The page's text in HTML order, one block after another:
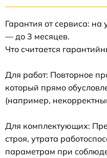
Гарантия от сервиса:
— до 3 месяцев.
Что считается
Для работ: Повторное
который прямо
(например,
Для комплектующих:
строя, утрата
параметрам при